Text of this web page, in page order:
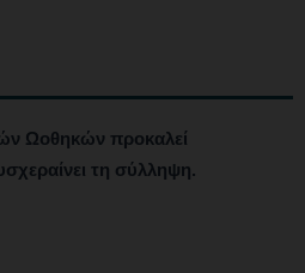
Ωοθηκών προκαλεί
τη σύλληψη.